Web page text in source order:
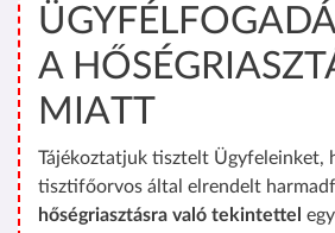
A
MIATT
Tájékoztatjuk tisztelt Ügyfeleinket,
tisztifőorvos által elrendelt
hőségriasztásra való tekintettel